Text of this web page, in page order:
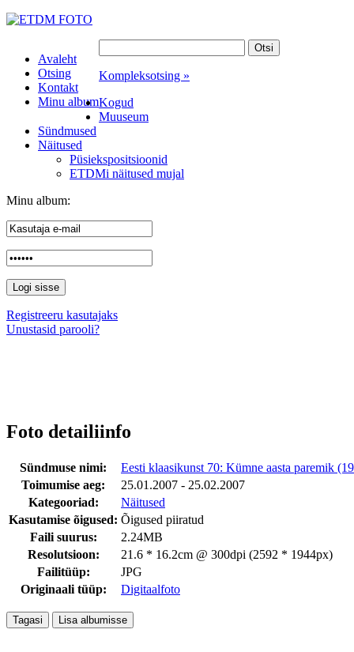
Avaleht
Otsing
Kontakt
Minu album
Kompleksotsing »
Kogud
Muuseum
Sündmused
Näitused
Püsiekspositsioonid
ETDMi näitused mujal
Minu album:
Registreeru kasutajaks
Unustasid parooli?
Foto detailiinfo
Sündmuse nimi:
Eesti klaasikunst 70: Kümne aasta paremik
Toimumise aeg:
25.01.2007 - 25.02.2007
Kategooriad:
Näitused
Kasutamise õigused: Õigused piiratud
Faili suurus:
2.24MB
Resolutsioon:
21.6 * 16.2cm @ 300dpi (2592 * 1944px)
Failitüüp:
JPG
Originaali tüüp:
Digitaalfoto